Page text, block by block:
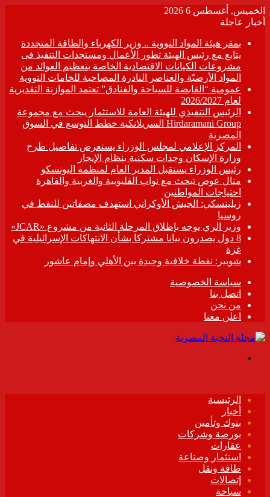
الخميس, أغسطس 6 2026
أخبار عاجلة
بمقر هيئة المواد النووية .. وزير الكهرباء والطاقة المتجددة
يتابع مع رئيس الهيئة تطور الأعمال ومستجدات التنفيذ فى
مشروعات الكيانات الاقتصادية الخاصة بتعظيم العوائد من
المواد الأرضيّة والعناصر النادرة المصاحبة للخامات النووية
عمومية “القابضة للسياحة والفنادق” تعتمد الموازنة التقديرية
لعام 2026/2027
الرئيس التنفيذي للهيئة العامة للاستثمار يبحث مع مجموعة
Hirdaramani Group السريلانكية خطط التوسع في السوق
المصرية
المركز الإعلامي لمجلس الوزراء يستعرض تفاصيل طرح
وزارة الإسكان وحدات سكنية بنظام الإيجار
رئيس الوزراء يستقبل المدير العام لمنظمة اليونسكو
منال عوض تبحث مع نواب القليوبية والغربية والقاهرة
احتياجات المواطنين
زيلينسكي: الجيش الأوكراني استهدف مصفاتين للنفط في
روسيا
وزير الري يوجه بإطلاق المرحلة الثانية من مشروع «JCAR»
8 دول يصدرون بيانا مشتركا بشأن الانتهاكات الإسرائيلية في
غزة
شوبير: نقطة خلافية وحيدة بين الأهلي وإمام عاشور
سياسة الخصوصية
اتصل بنا
من نحن
اعلن معنا
الرئيسية
أخبار
بنوك وتأمين
بورصة وشركات
عقارات
استثمار وصناعة
طاقة ونقل
إتصالات
سياحة